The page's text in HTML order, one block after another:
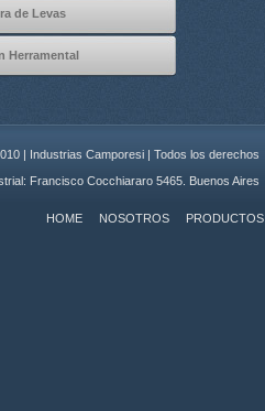
de Levas
Herramental
| Industrias Camporesi | Todos los derechos
Francisco Cocchiararo 5465. Buenos Aires
HOME NOSOTROS PRODUCTOS